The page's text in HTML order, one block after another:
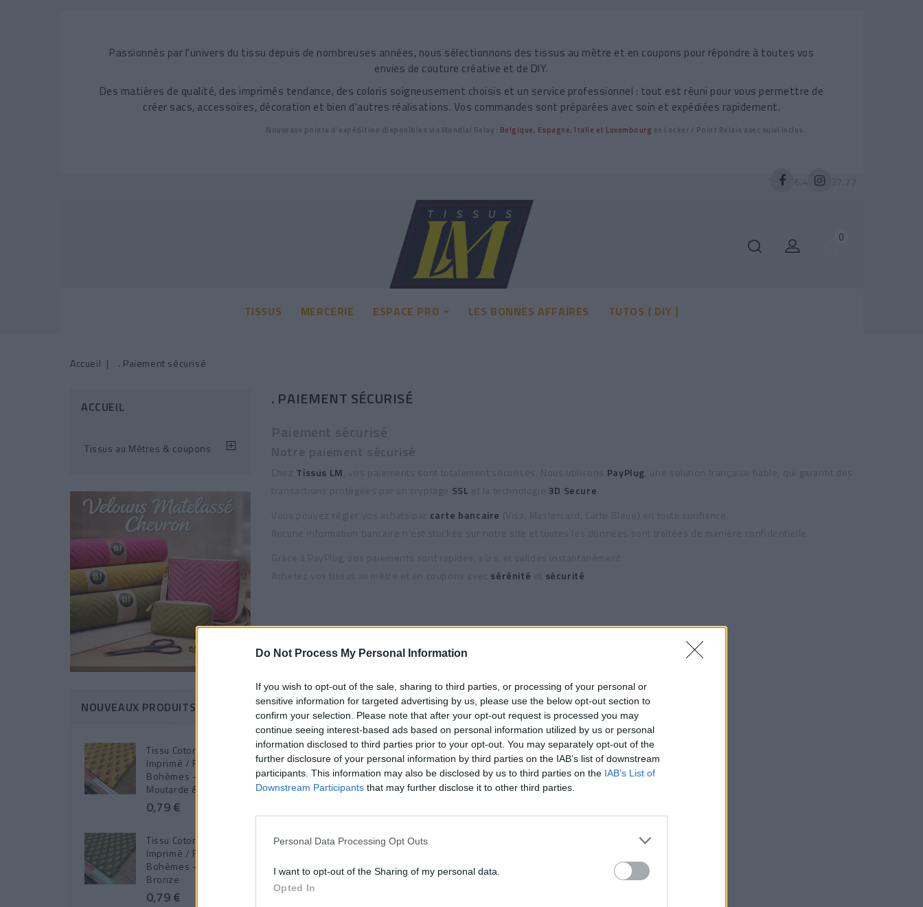
Do Not Process My Personal Information
If you wish to opt-out of the sale, sharing to third parties, or processing of your personal or
sensitive information for targeted advertising by us, please use the below opt-out section to
confirm your selection. Please note that after your opt-out request is processed you may
continue seeing interest-based ads based on personal information utilized by us or personal
information disclosed to third parties prior to your opt-out. You may separately opt-out of the
further disclosure of your personal information by third parties on the IAB’s list of downstream
participants. This information may also be disclosed by us to third parties on the IAB’s List of
Downstream Participants that may further disclose it to other third parties.
Personal Data Processing Opt Outs
I want to opt-out of the Sharing of my personal data.
Opted In
Passionnés par l'univers du tissu depuis de nombreuses années, nous sélectionnons des tissus au mètre et en coupons pour répondre à toutes vos
envies de couture créative et de DIY.
Des matières de qualité, des imprimés tendance, des coloris soigneusement choisis et un service professionnel : tout est réuni pour vous permettre de
créer sacs, accessoires, décoration et bien d'autres réalisations. Vos commandes sont préparées avec soin et expédiées rapidement.
Nouveaux points d’expédition disponibles via Mondial Relay : Belgique, Espagne, Italie et Luxembourg en Locker / Point Relais avec suivi inclus.
Tél : 06.47.26.37.77
0
TISSUS MERCERIE ESPACE PRO LES BONNES AFFAIRES TUTOS ( DIY )
Accueil . Paiement sécurisé
ACCUEIL
Tissus au Mètres & coupons
NOUVEAUX PRODUITS
Tissu Coton
Imprimé / Fleurs
Bohèmes - Adi
Moutarde & Rose
0,79 €
Tissu Coton
Imprimé / Fleurs
Bohèmes - Adi
Bronze
0,79 €
. PAIEMENT SÉCURISÉ
Tissus LM PayPlug
SSL 3D Secure
carte bancaire
sérénité sécurité